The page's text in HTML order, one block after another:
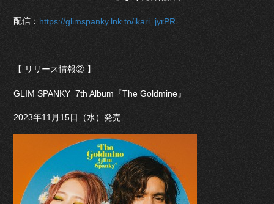
配信： https://glimspanky.lnk.to/ikari_jyrPR
【 リリース情報② 】
GLIM SPANKY 7th Album『The Goldmine』
2023年11月15日（水）発売